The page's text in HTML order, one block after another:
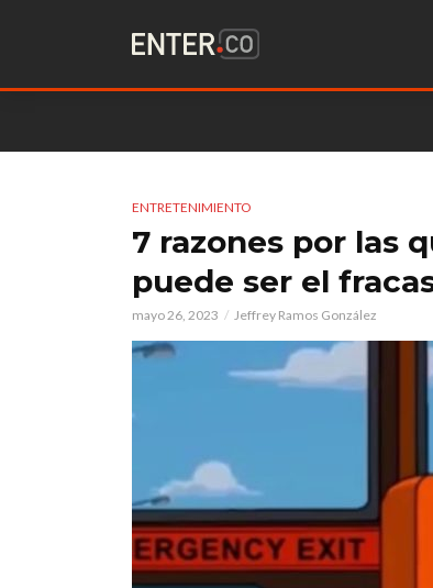
ENTRETENIMIENTO
7 razones por las
puede ser el
mayo 26, 2023 Jeffrey Ramos González